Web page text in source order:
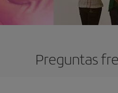
Preguntas